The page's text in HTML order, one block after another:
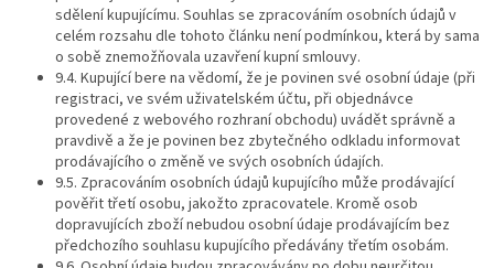
sdělení kupujícímu. Souhlas se zpracováním osobních údajů v
celém rozsahu dle tohoto článku není podmínkou, která by sama
o sobě znemožňovala uzavření kupní smlouvy.
9.4. Kupující bere na vědomí, že je povinen své osobní údaje (při
registraci, ve svém uživatelském účtu, při objednávce
provedené z webového rozhraní obchodu) uvádět správně a
pravdivě a že je povinen bez zbytečného odkladu informovat
prodávajícího o změně ve svých osobních údajích.
9.5. Zpracováním osobních údajů kupujícího může prodávající
pověřit třetí osobu, jakožto zpracovatele. Kromě osob
dopravujících zboží nebudou osobní údaje prodávajícím bez
předchozího souhlasu kupujícího předávány třetím osobám.